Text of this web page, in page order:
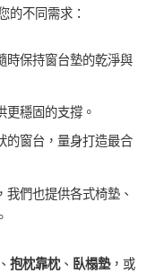
的不同需求：
時保持窗台墊的乾淨與
更穩固的支撐。
的窗台，量身打造最合
我們也提供各式椅墊、
抱枕靠枕、 臥榻墊，或